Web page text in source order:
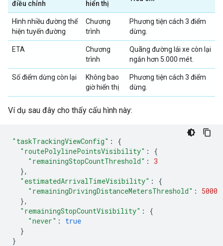
điều chỉnh
hiển thị
Hình nhiều đường thể
hiện tuyến đường
Chương
trình
Phương tiện cách 3 điểm
dừng.
ETA
Chương
trình
Quãng đường lái xe còn lại
ngắn hơn 5.000 mét.
Số điểm dừng còn lại
Không bao
giờ hiển thị
Phương tiện cách 3 điểm
dừng.
Ví dụ sau đây cho thấy cấu hình này:
"taskTrackingViewConfig" :
{
"routePolylinePointsVisibility" :
{
"remainingStopCountThreshold" : 3
},
"estimatedArrivalTimeVisibility" :
{
"remainingDrivingDistanceMetersThreshold" :
5000
},
"remainingStopCountVisibility" :
{
"never" :
true
}
}